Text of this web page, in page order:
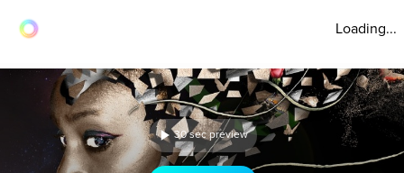
Loading...
30 sec preview